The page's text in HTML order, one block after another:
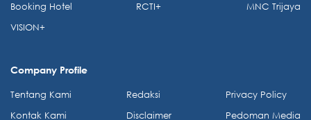
Booking Hotel
VISION+
RCTI+
MNC Trijaya
Company Profile
Tentang Kami
Kontak Kami
Redaksi
Disclaimer
Privacy Policy
Pedoman Media